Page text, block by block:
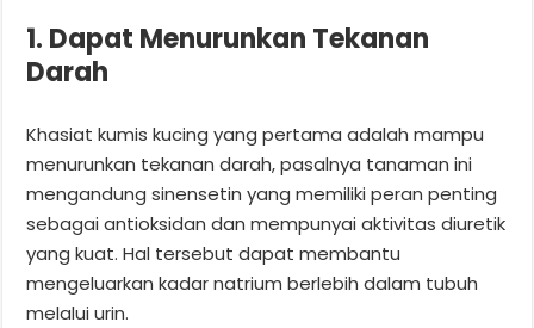
1. Dapat Menurunkan Tekanan
Darah
Khasiat kumis kucing yang pertama adalah mampu
menurunkan tekanan darah, pasalnya tanaman ini
mengandung sinensetin yang memiliki peran penting
sebagai antioksidan dan mempunyai aktivitas diuretik
yang kuat. Hal tersebut dapat membantu
mengeluarkan kadar natrium berlebih dalam tubuh
melalui urin.